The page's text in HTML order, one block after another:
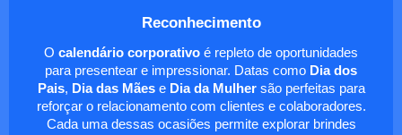
Reconhecimento
O calendário corporativo é repleto de oportunidades
para presentear e impressionar. Datas como Dia dos
Pais, Dia das Mãese Dia da Mulhersão perfeitas para
reforçar o relacionamento com clientes e colaboradores.
Cada uma dessas ocasiões permite explorar brindes